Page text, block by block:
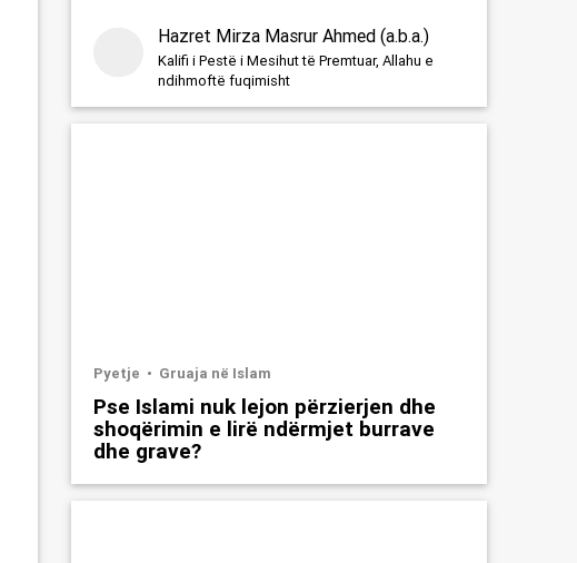
Hazret Mirza Masrur Ahmed (a.b.a.)
Kalifi i Pestë i Mesihut të Premtuar, Allahu e
ndihmoftë fuqimisht
Pyetje Gruaja në Islam
Pse Islami nuk lejon përzierjen dhe
shoqërimin e lirë ndërmjet burrave
dhe grave?